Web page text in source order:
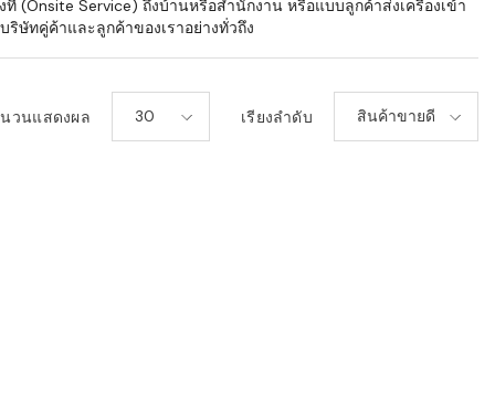
(Onsite Service) ถึงบ้านหรือสำนักงาน หรือแบบลูกค้าส่งเครื่องเข้า
ษัทคู่ค้าและลูกค้าของเราอย่างทั่วถึง
วนแสดงผล 30 เรียงลำดับ สินค้าขายดี